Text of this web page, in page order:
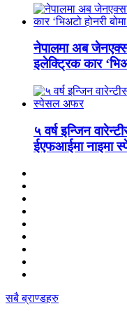
नेपालमा अब
इलेक्ट्रिक कार
५ वर्ष इन्जिन
ईएफआईमा नाइमा
सबै ब्राण्डहरु